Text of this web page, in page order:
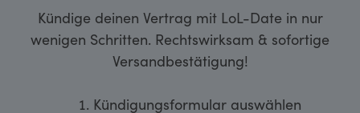
Kündige deinen Vertrag mit LoL-Date in nur
wenigen Schritten. Rechtswirksam & sofortige
Versandbestätigung!
Kündigungsformular auswählen